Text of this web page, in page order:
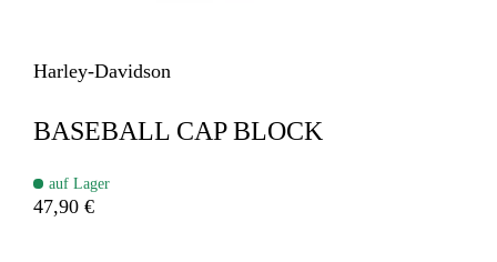
Harley-Davidson
BASEBALL CAP BLOCK
auf Lager
47,90 €